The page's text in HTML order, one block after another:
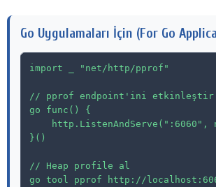
Go Uygulamaları İçin (For Go
import _ "net/http/pprof"
// pprof endpoint'ini etkinleştir
go func() {
http.ListenAndServe(":6060",
}()
// Heap profile al